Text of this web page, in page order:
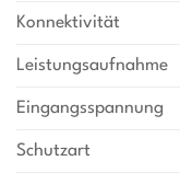
Konnektivität
Leistungsaufnahme
Eingangsspannung
Schutzart